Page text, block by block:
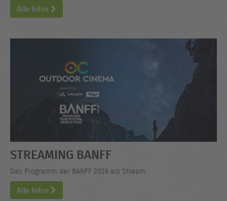
Alle Infos
STREAMING BANFF
Das Programm der BANFF 2026 als Stream.
Alle Infos